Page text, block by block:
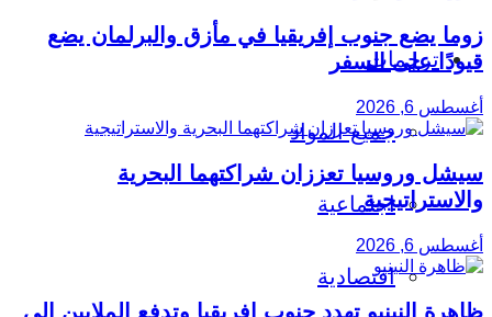
ترجمات
جميع المواد
اجتماعية
اقتصادية
زوما يضع جنوب إفريقيا في مأزق والبرلمان يضع
قيودًا على السفر
أغسطس 6, 2026
سيشل وروسيا تعززان شراكتهما البحرية
والاستراتيجية
أغسطس 6, 2026
ظاهرة النينيو تهدد جنوب إفريقيا وتدفع الملايين إلى